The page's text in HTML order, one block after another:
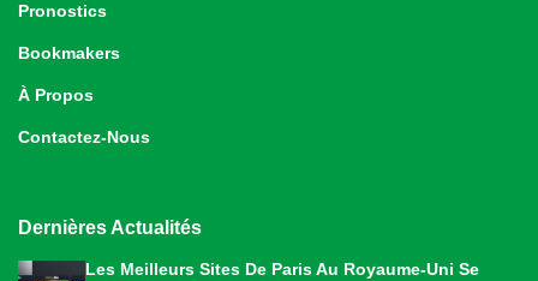
Pronostics
Bookmakers
À Propos
Contactez-Nous
Dernières Actualités
Les Meilleurs Sites De Paris Au Royaume-Uni Se